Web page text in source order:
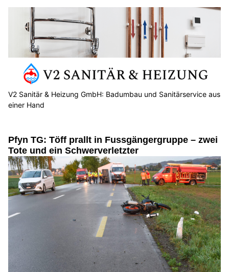
V2 Sanitär & Heizung GmbH: Badumbau und Sanitärservice aus
einer Hand
Pfyn TG: Töff prallt in Fussgängergruppe – zwei
Tote und ein Schwerverletzter